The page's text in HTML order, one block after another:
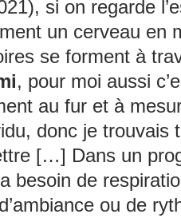
si on regarde
un cerveau en
se forment à
, pour moi aussi
au fur et à
donc je trouvais
[…] Dans un
besoin de
ou de